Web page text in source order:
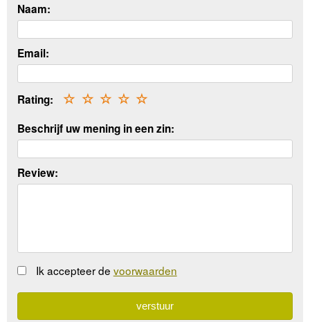
Naam:
Email:
Rating: ☆
☆
☆
☆
☆
Beschrijf uw mening in een zin:
Review:
Ik accepteer de voorwaarden